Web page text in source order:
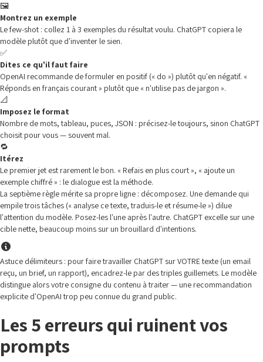
🖼️
Montrez un exemple
Le few-shot : collez 1 à 3 exemples du résultat voulu. ChatGPT copiera le
modèle plutôt que d'inventer le sien.
✅
Dites ce qu'il faut faire
OpenAI recommande de formuler en positif (« do ») plutôt qu'en négatif. «
Réponds en français courant » plutôt que « n'utilise pas de jargon ».
📐
Imposez le format
Nombre de mots, tableau, puces, JSON : précisez-le toujours, sinon ChatGPT
choisit pour vous — souvent mal.
🔁
Itérez
Le premier jet est rarement le bon. « Refais en plus court », « ajoute un
exemple chiffré » : le dialogue est la méthode.
La septième règle mérite sa propre ligne : décomposez. Une demande qui
empile trois tâches (« analyse ce texte, traduis-le et résume-le ») dilue
l'attention du modèle. Posez-les l'une après l'autre. ChatGPT excelle sur une
cible nette, beaucoup moins sur un brouillard d'intentions.
Astuce délimiteurs : pour faire travailler ChatGPT sur VOTRE texte (un email
reçu, un brief, un rapport), encadrez-le par des triples guillemets. Le modèle
distingue alors votre consigne du contenu à traiter — une recommandation
explicite d'OpenAI trop peu connue du grand public.
Les 5 erreurs qui ruinent vos
prompts